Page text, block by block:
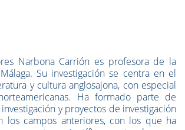
Narbona Carrión es profesora de la
Su investigación se centra en el
y cultura anglosajona, con especial
Ha formado parte de
y proyectos de investigación
los campos anteriores, con los que ha